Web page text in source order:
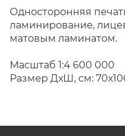
Односторонняя
ламинирование,
матовым ламинатом.
Масштаб 1:4 600 000
Размер ДхШ, см: